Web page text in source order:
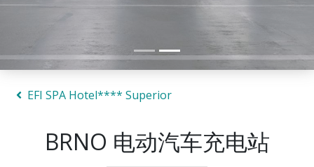
EFI SPA Hotel**** Superior
BRNO 电动汽车充电站